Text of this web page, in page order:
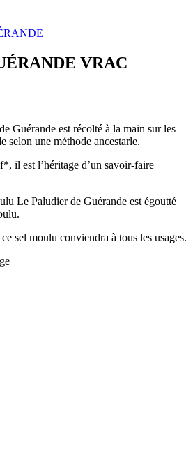
VRAC
Guérande est récolté à la main sur les
selon une méthode ancestarle.
il est l’héritage d’un savoir-faire
Le Paludier de Guérande est égoutté
sel moulu conviendra à tous les usages.